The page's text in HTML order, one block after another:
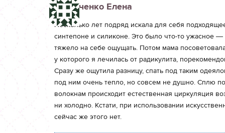
Шевченко Елена
Несколько лет подряд искала для себя
синтепоне и силиконе. Это было что-то ужасное
тяжело на себе ощущать. Потом мама
у которого я лечилась от радикулита,
Сразу же ощутила разницу, спать под таким
под ним очень тепло, но совсем не душно. Сплю
волокнам происходит естественная циркуляция
ни холодно. Кстати, при использовании
сейчас же этого нет.